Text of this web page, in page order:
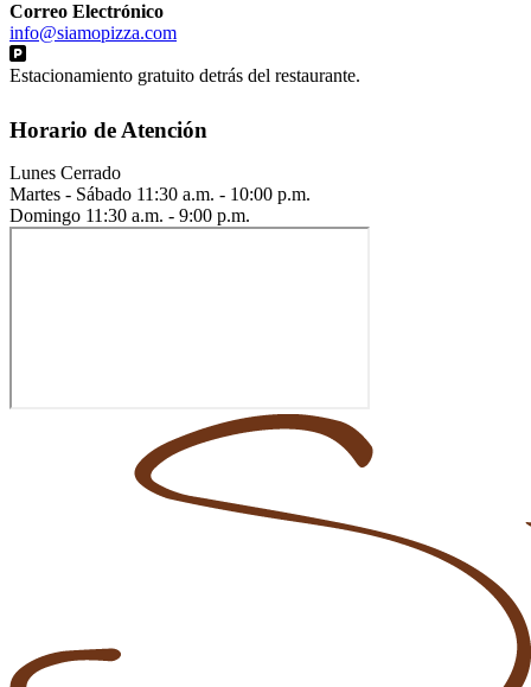
Correo Electrónico
info@siamopizza.com
Estacionamiento gratuito detrás del restaurante.
Horario de Atención
Lunes Cerrado
Martes - Sábado 11:30 a.m. - 10:00 p.m.
Domingo 11:30 a.m. - 9:00 p.m.